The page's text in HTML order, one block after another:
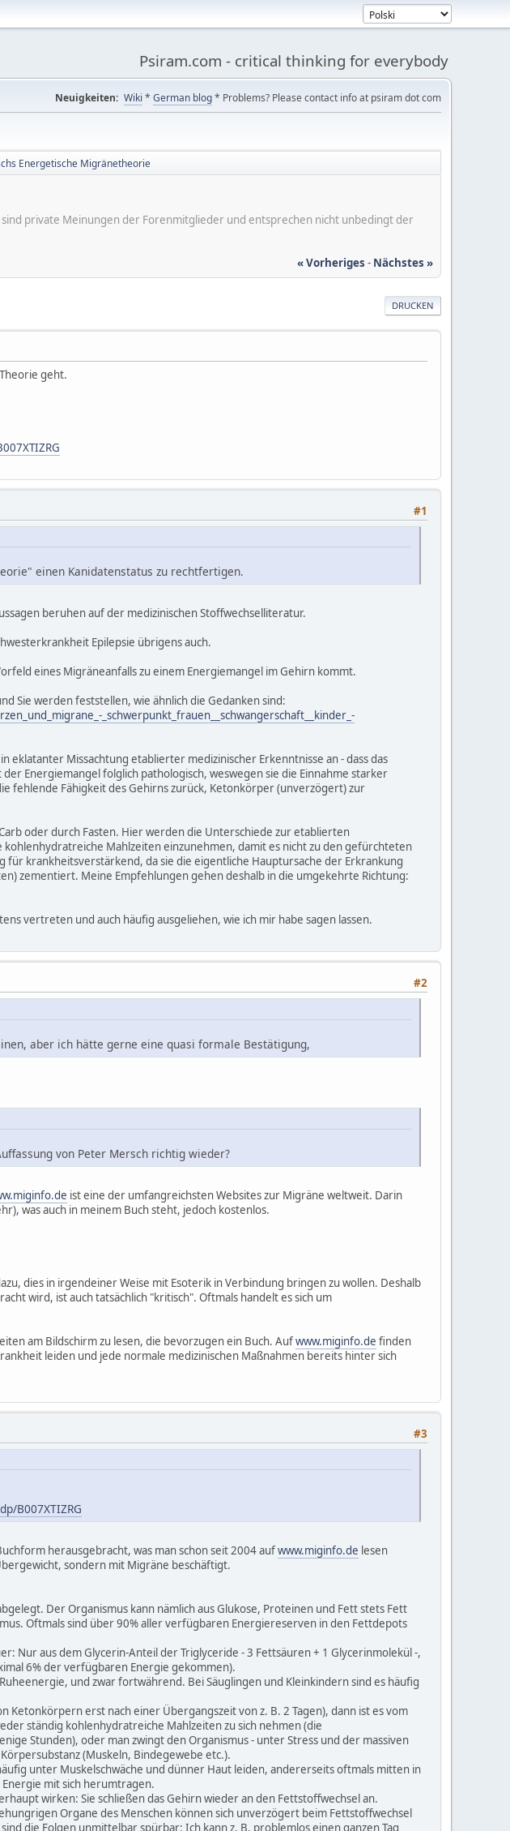
Psiram.com - critical thinking for everybody
Neuigkeiten: Wiki * German blog* Problems? Please contact info at psiram dot com
Energetische Migränetheorie
private Meinungen der Forenmitglieder und entsprechen nicht unbedingt der
« Vorheriges - Nächstes »
DRUCKEN
geht.
#1
einen Kanidatenstatus zu rechtfertigen.
beruhen auf der medizinischen Stoffwechselliteratur.
Epilepsie übrigens auch.
eines Migräneanfalls zu einem Energiemangel im Gehirn kommt.
Sie werden feststellen, wie ähnlich die Gedanken sind:
_schwerpunkt_frauen__schwangerschaft__kinder_-
eklatanter Missachtung etablierter medizinischer Erkenntnisse an - dass das
Energiemangel folglich pathologisch, weswegen sie die Einnahme starker
fehlende Fähigkeit des Gehirns zurück, Ketonkörper (unverzögert) zur
oder durch Fasten. Hier werden die Unterschiede zur etablierten
Mahlzeiten einzunehmen, damit es nicht zu den gefürchteten
krankheitsverstärkend, da sie die eigentliche Hauptursache der Erkrankung
zementiert. Meine Empfehlungen gehen deshalb in die umgekehrte Richtung:
vertreten und auch häufig ausgeliehen, wie ich mir habe sagen lassen.
#2
aber ich hätte gerne eine quasi formale Bestätigung,
von Peter Mersch richtig wieder?
ist eine der umfangreichsten Websites zur Migräne weltweit. Darin
was auch in meinem Buch steht, jedoch kostenlos.
dies in irgendeiner Weise mit Esoterik in Verbindung bringen zu wollen. Deshalb
wird, ist auch tatsächlich "kritisch". Oftmals handelt es sich um
am Bildschirm zu lesen, die bevorzugen ein Buch. Aufwww.miginfo.de finden
leiden und jede normale medizinischen Maßnahmen bereits hinter sich
#3
B007XTIZRG
herausgebracht, was man schon seit 2004 aufwww.miginfo.de lesen
sondern mit Migräne beschäftigt.
Der Organismus kann nämlich aus Glukose, Proteinen und Fett stets Fett
Oftmals sind über 90% aller verfügbaren Energiereserven in den Fettdepots
Nur aus dem Glycerin-Anteil der Triglyceride - 3 Fettsäuren + 1 Glycerinmolekül -,
6% der verfügbaren Energie gekommen).
und zwar fortwährend. Bei Säuglingen und Kleinkindern sind es häufig
Ketonkörpern erst nach einer Übergangszeit von z. B. 2 Tagen), dann ist es vom
ständig kohlenhydratreiche Mahlzeiten zu sich nehmen (die
Stunden), oder man zwingt den Organismus - unter Stress und der massiven
(Muskeln, Bindegewebe etc.).
unter Muskelschwäche und dünner Haut leiden, andererseits oftmals mitten in
mit sich herumtragen.
wirken: Sie schließen das Gehirn wieder an den Fettstoffwechsel an.
Organe des Menschen können sich unverzögert beim Fettstoffwechsel
die Folgen unmittelbar spürbar: Ich kann z. B. problemlos einen ganzen Tag